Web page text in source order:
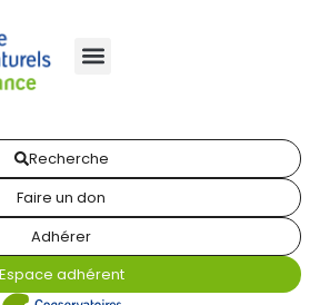
Recherche
Faire un don
Adhérer
Espace adhérent